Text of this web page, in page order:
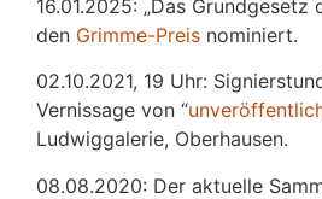
16.01.2025: „Das Grundgesetz
den Grimme-Preis nominiert.
02.10.2021, 19 Uhr:
Vernissage von “
Ludwiggalerie, Oberhausen.
08.08.2020: Der aktuelle